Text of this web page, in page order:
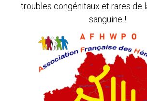
troubles congénitaux et rares de
sanguine !